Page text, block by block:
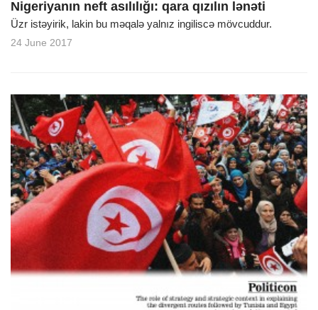
Nigeriyanın neft asılılığı: qara qızılın lənəti
Üzr istəyirik, lakin bu məqalə yalnız ingiliscə mövcuddur.
24 June 2017